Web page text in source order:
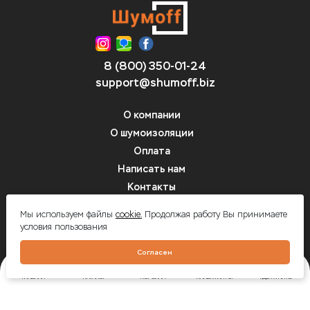
8 (800) 350-01-24
support@shumoff.biz
О компании
О шумоизоляции
Оплата
Написать нам
Контакты
Шумоff - шумоизоляция автомобилей
Мы используем файлы cookie.Продолжая работу Вы принимаете
условия пользования
Согласен
ГЛАВНАЯ КАТАЛОГ КОРЗИНА КАЛЬКУЛЯТОР ГДЕ КУПИТЬ